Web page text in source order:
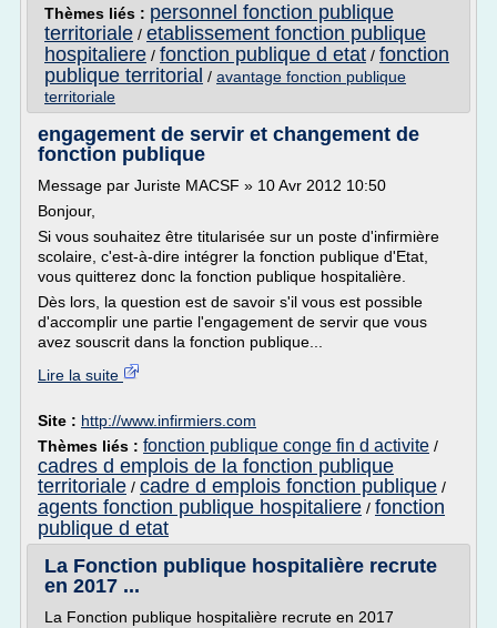
Thèmes liés : personnel fonction publique
territoriale / etablissement fonction publique
hospitaliere / fonction publique d etat / fonction
publique territorial / avantage fonction publique
territoriale
engagement de servir et changement de
fonction publique
Message par Juriste MACSF » 10 Avr 2012 10:50
Bonjour,
Si vous souhaitez être titularisée sur un poste d'infirmière
scolaire, c'est-à-dire intégrer la fonction publique d'Etat,
vous quitterez donc la fonction publique hospitalière.
Dès lors, la question est de savoir s'il vous est possible
d'accomplir une partie l'engagement de servir que vous
avez souscrit dans la fonction publique...
Lire la suite
Site : http://www.infirmiers.com
Thèmes liés : fonction publique conge fin d activite /
cadres d emplois de la fonction publique
territoriale / cadre d emplois fonction publique /
agents fonction publique hospitaliere / fonction
publique d etat
La Fonction publique hospitalière recrute
en 2017 ...
La Fonction publique hospitalière recrute en 2017